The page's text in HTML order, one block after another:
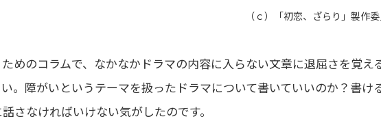
（ｃ）「初恋、ざらり」製作
めのコラムで、なかなかドラマの内容に入らない文章に退屈さを覚え
。障がいというテーマを扱ったドラマについて書いていいのか？書け
さなければいけない気がしたのです。